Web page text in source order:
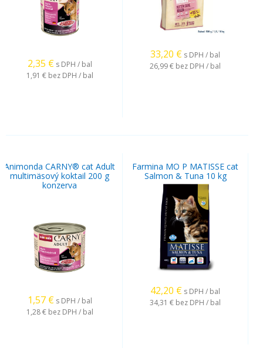
2,35 € s DPH / bal
1,91 € bez DPH / bal
33,20 € s DPH / bal
26,99 € bez DPH / bal
Animonda CARNY® cat Adult
multimäsový koktail 200 g
konzerva
1,57 € s DPH / bal
1,28 € bez DPH / bal
Farmina MO P MATISSE cat
Salmon & Tuna 10 kg
42,20 € s DPH / bal
34,31 € bez DPH / bal